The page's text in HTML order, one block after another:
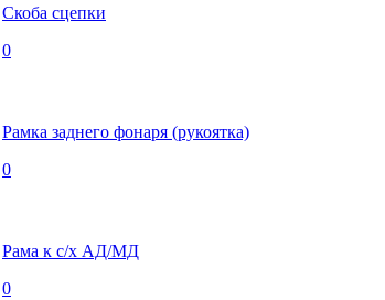
Скоба сцепки
0
Рамка заднего фонаря (рукоятка)
0
Рама к с/х АД/МД
0